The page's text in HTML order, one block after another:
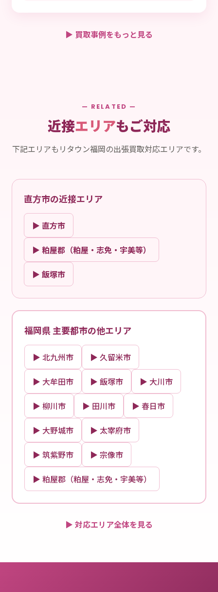
▶ 買取事例をもっと見る
— RELATED —
近接エリアもご対応
下記エリアもリタウン福岡の出張買取対応エリアです。
直方市の近接エリア
▶ 直方市
▶ 粕屋郡（粕屋・志免・宇美等）
▶ 飯塚市
福岡県 主要都市の他エリア
▶ 北九州市 ▶ 久留米市
▶ 大牟田市 ▶ 飯塚市 ▶ 大川市
▶ 柳川市 ▶ 田川市 ▶ 春日市
▶ 大野城市 ▶ 太宰府市
▶ 筑紫野市 ▶ 宗像市
▶ 粕屋郡（粕屋・志免・宇美等）
▶ 対応エリア全体を見る